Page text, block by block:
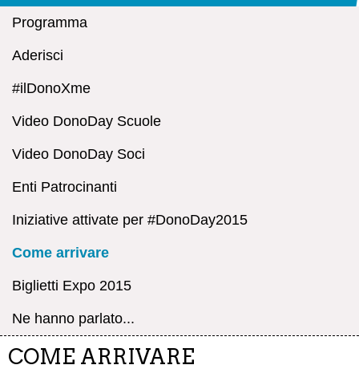
Programma
Aderisci
#ilDonoXme
Video DonoDay Scuole
Video DonoDay Soci
Enti Patrocinanti
Iniziative attivate per #DonoDay2015
Come arrivare
Biglietti Expo 2015
Ne hanno parlato...
COME ARRIVARE